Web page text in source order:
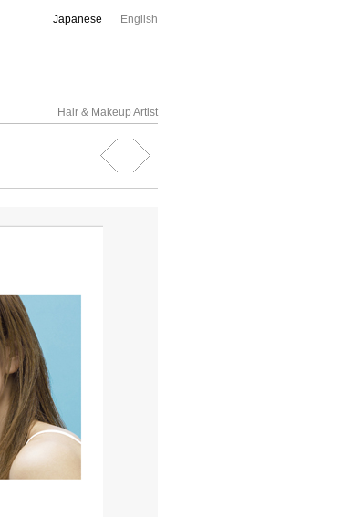
Japanese English
Hair & Makeup Artist